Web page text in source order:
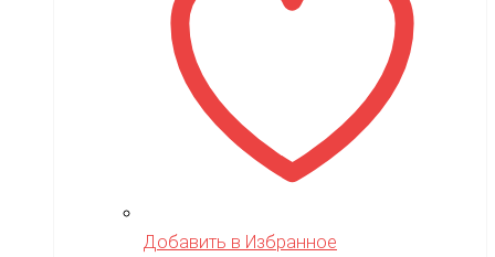
Добавить в Избранное